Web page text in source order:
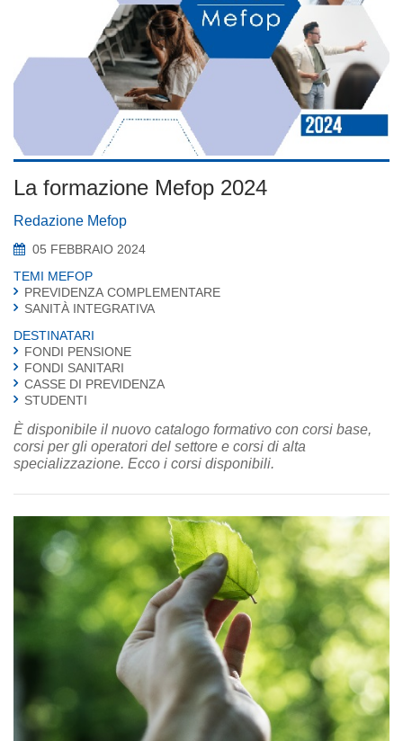
La formazione Mefop 2024
Redazione Mefop
05 FEBBRAIO 2024
TEMI MEFOP
PREVIDENZA COMPLEMENTARE
SANITÀ INTEGRATIVA
DESTINATARI
FONDI PENSIONE
FONDI SANITARI
CASSE DI PREVIDENZA
STUDENTI
È disponibile il nuovo catalogo formativo con corsi base,
corsi per gli operatori del settore e corsi di alta
specializzazione. Ecco i corsi disponibili.